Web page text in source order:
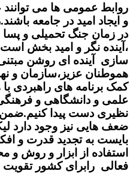
روابط عمومی ها می توانند
و ایجاد امید در جامعه
در زمان جنگ تحمیلی و پسا
،آینده نگر و امید بخش
سازی آینده ای روشن
هموطنان عزیز،سازمان و
کمک برنامه های راهبردی
علمی و دانشگاهی و
نظیری دست پیدا کنیم.ضمن
ضعف هایی نیز وجود دارد
بایست به تجدید قدرت و
استفاده از ابزار و روش و
فعالی رابرای کشور